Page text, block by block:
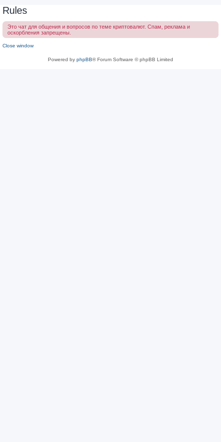
Rules
Это чат для общения и вопросов по теме криптовалют. Спам, реклама и
оскорбления запрещены.
Close window
Powered by phpBB® Forum Software © phpBB Limited